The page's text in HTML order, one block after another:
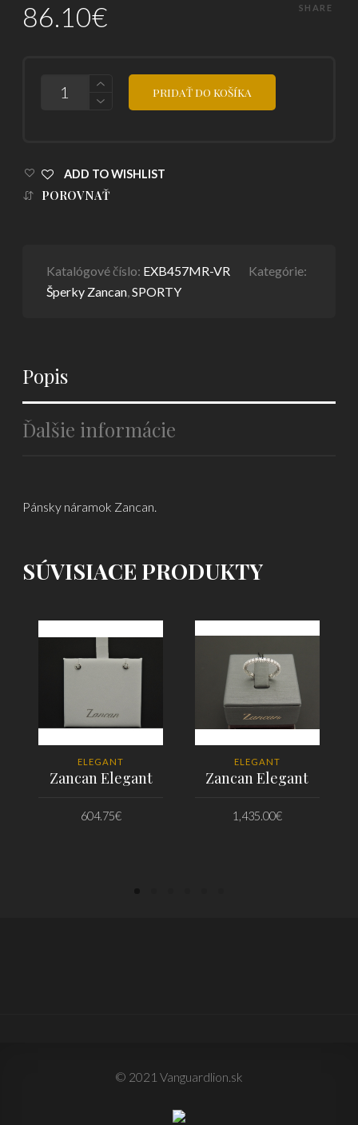
SHARE
86.10€
PRIDAŤ DO KOŠÍKA
ADD TO WISHLIST
POROVNAŤ
Katalógové číslo: EXB457MR-VR
Kategórie:
Šperky Zancan ,SPORTY
Popis
Ďalšie informácie
Pánsky náramok Zancan.
SÚVISIACE PRODUKTY
ELEGANT
Zancan Elegant
604.75€
ELEGANT
Zancan Elegant
1,435.00€
© 2021 Vanguardlion.sk